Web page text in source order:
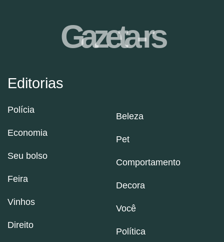
Editorias
Polícia
Economia
Seu bolso
Feira
Vinhos
Direito
Beleza
Pet
Comportamento
Decora
Você
Política
Gazeta-rs